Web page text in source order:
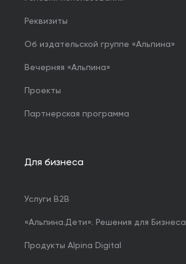
Реквизиты
Об издательской группе «Альпина»
Вечерняя «Альпина»
Проекты
Партнерская программа
Для бизнеса
Услуги B2B
«Альпина.Дети». Решения для Бизнеса
Продукты Alpina Digital